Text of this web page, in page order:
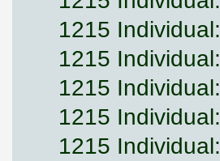
1215 Individual:
1215 Individual:
1215 Individual:
1215 Individual:
1215 Individual: